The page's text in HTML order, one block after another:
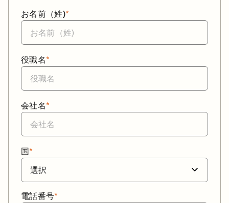
*
お名前（姓)
*
役職名
*
会社名
*
国
*
電話番号